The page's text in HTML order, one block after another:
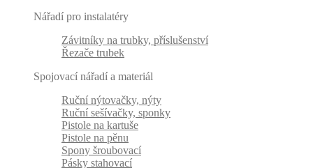
Nářadí pro instalatéry
Závitníky na trubky, příslušenství
Řezače trubek
Spojovací nářadí a materiál
Ruční nýtovačky, nýty
Ruční sešívačky, sponky
Pistole na kartuše
Pistole na pěnu
Spony šroubovací
Pásky stahovací